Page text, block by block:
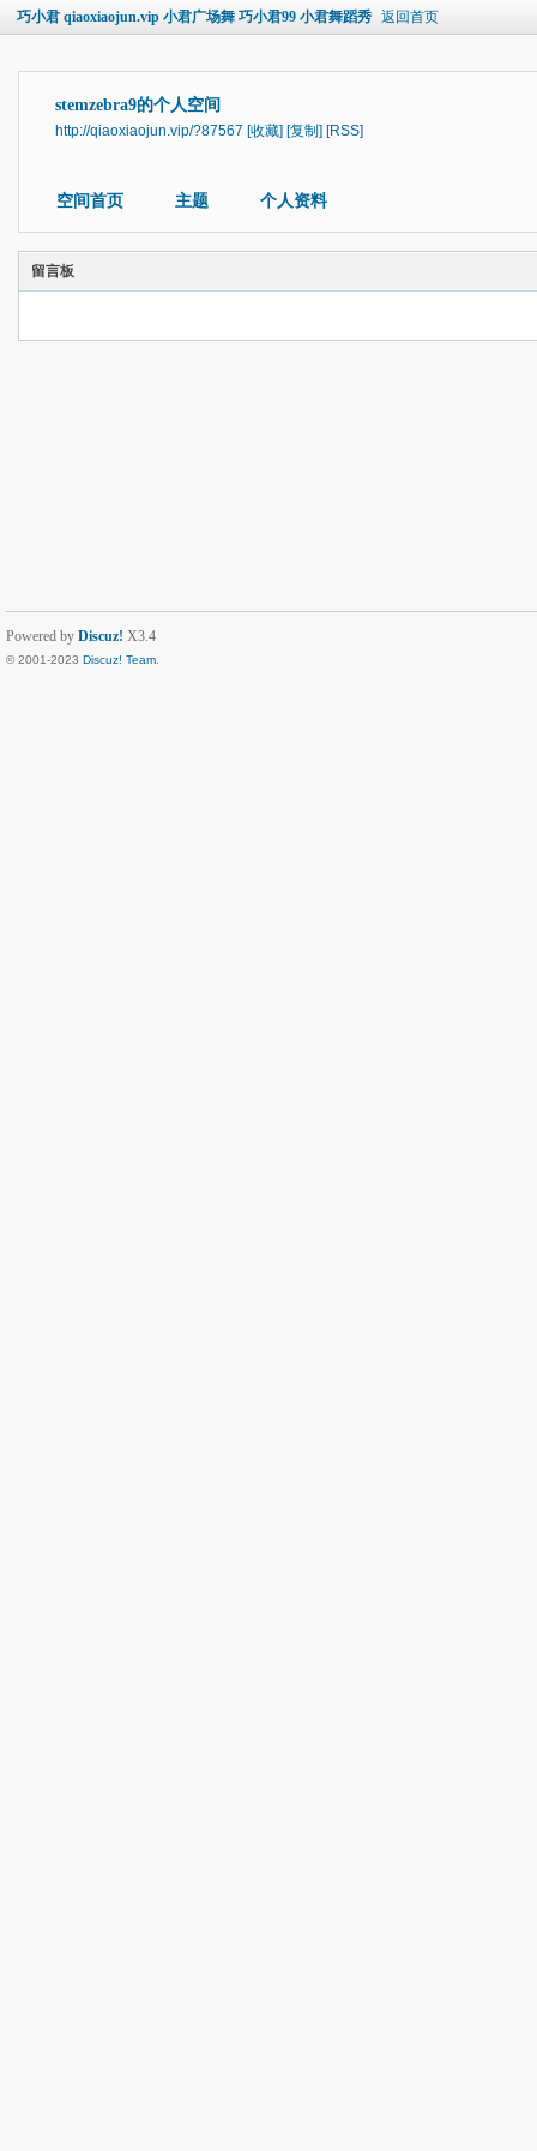
巧小君 qiaoxiaojun.vip 小君广场舞 巧小君99 小君舞蹈秀 返回首页
stemzebra9的个人空间
http://qiaoxiaojun.vip/?87567 [收藏] [复制] [RSS]
空间首页 主题 个人资料
留言板
Powered by Discuz! X3.4
© 2001-2023 Discuz! Team